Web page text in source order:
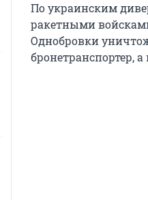
По украинским
ракетными
Однобровки
бронетранспортер,